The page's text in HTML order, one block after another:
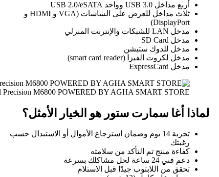
أربع مداخل USB 3.0 وواحد USB 2.0/eSATA
ثلاث مداخل للعرض على الشاشات (VGA و HDMI و
DisplayPort)
مدخل LAN للشبكات والإنترنت المنزلي
مدخل SD Card
مدخل للدوك ستيشن
مدخل لكروت الفيزا (smart card reader)
مدخل ExpressCard
Precision M6800 POWERED BY AGHA SMART STORE
لماذا أغا سمارت ستور هو الخيار الأمثل؟
تجربة 14 يوم وضمان استرجاع الأموال أو الاستبدال حسب
رغبتك
كفاءة منتج تم التأكد من سلامته
دعم فني 24 ساعة لحل مشاكلك بسرعة
تحقق من اللابتوب جيدًا قبل الاستلام